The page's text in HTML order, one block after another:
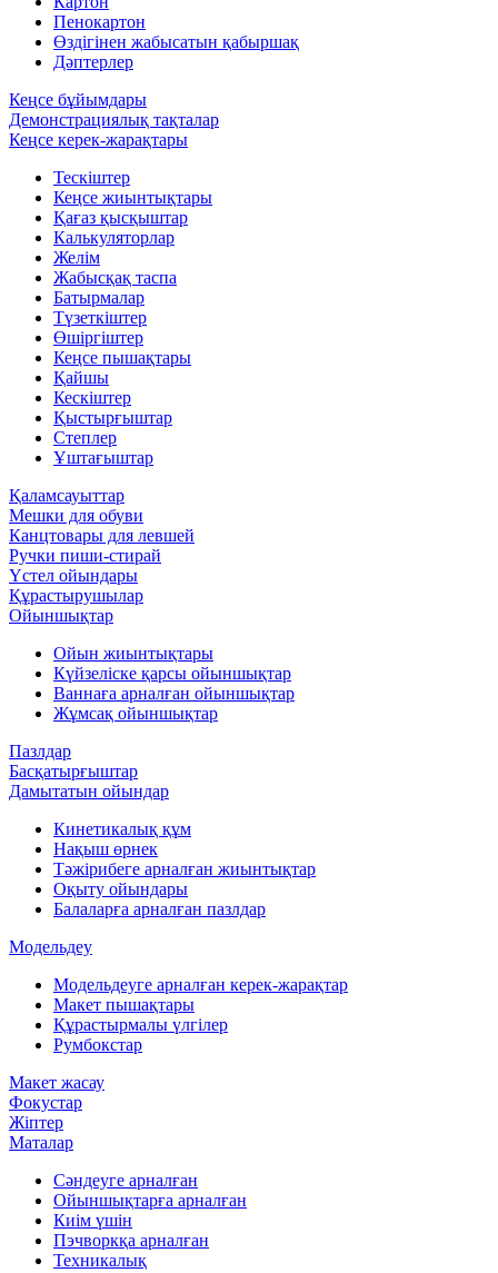
Пенокартон
Өздігінен жабысатын қабыршақ
Дәптерлер
Кеңсе бұйымдары
Демонстрациялық тақталар
Кеңсе керек-жарақтары
Тескіштер
Кеңсе жиынтықтары
Қағаз қысқыштар
Калькуляторлар
Желім
Жабысқақ таспа
Батырмалар
Түзеткіштер
Өшіргіштер
Кеңсе пышақтары
Қайшы
Кескіштер
Қыстырғыштар
Степлер
Ұштағыштар
Қаламсауыттар
Мешки для обуви
Канцтовары для левшей
Ручки пиши-стирай
Үстел ойындары
Құрастырушылар
Ойыншықтар
Ойын жиынтықтары
Күйзеліске қарсы ойыншықтар
Ваннаға арналған ойыншықтар
Жұмсақ ойыншықтар
Пазлдар
Басқатырғыштар
Дамытатын ойындар
Кинетикалық құм
Нақыш өрнек
Тәжірибеге арналған жиынтықтар
Оқыту ойындары
Балаларға арналған пазлдар
Модельдеу
Модельдеуге арналған керек-жарақтар
Макет пышақтары
Құрастырмалы үлгілер
Румбокстар
Макет жасау
Фокустар
Жіптер
Маталар
Сәндеуге арналған
Ойыншықтарға арналған
Киім үшін
Пэчворкқа арналған
Техникалық